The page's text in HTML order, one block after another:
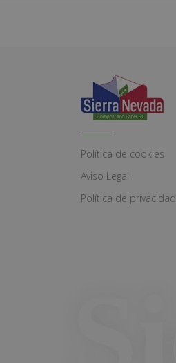
Política de cookies
Aviso Legal
Política de privacidad